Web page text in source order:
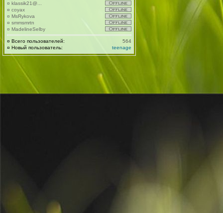
¤ klassik21@...
¤ coyax
¤ MsRykova
¤ smmsmrtn
¤ MadelineSelby
¤ Всего пользователей:
564
¤ Новый пользователь: teenage